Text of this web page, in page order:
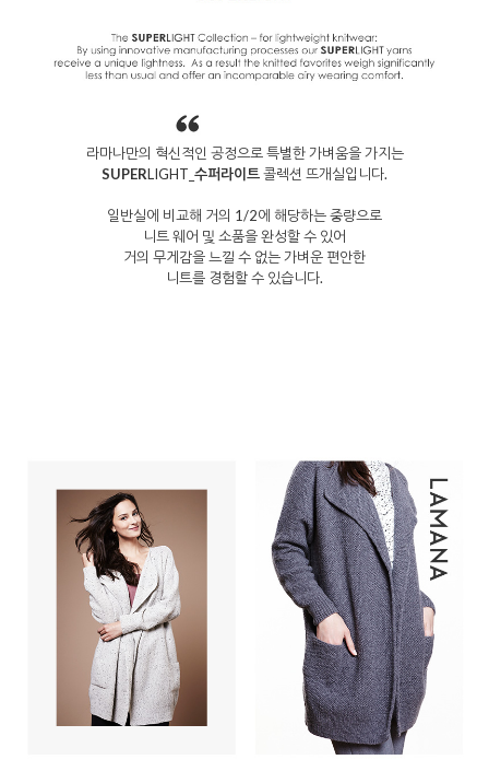
라마나만의 혁신적인 공정으로 특별한 가벼움을 가지는
SUPERLIGHT_ 수퍼라이트콜렉션 뜨개실입니다.
일반실에 비교해 거의 1/2에 해당하는 중량으로
니트 웨어 및 소품을 완성할 수 있어
거의 무게감을 느낄 수 없는 가벼운 편안한
니트를 경험할 수 있습니다.